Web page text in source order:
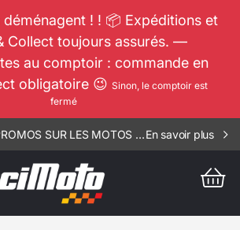
déménagent ! ! 📦 Expéditions et
Collect toujours assurés. —
au comptoir : commande en
obligatoire 😉 Sinon, le comptoir est
fermé
IMPORTANTES PROMOS SUR LES MOTOS COMPLETES !!! CONSULTEZ NOS ANNONCES ----- MOTO - RSV - 3107En savoir plus